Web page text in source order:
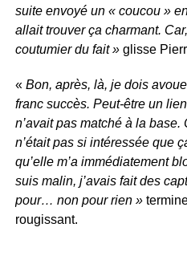
suite envoyé un « coucou »
allait trouver ça charmant.
coutumier du fait »glisse
«Bon, après, là, je dois
franc succès. Peut-être un
n’avait pas matché à la base.
n’était pas si intéressée que
qu’elle m’a immédiatement
suis malin, j’avais fait des
pour… non pour rien »
rougissant.